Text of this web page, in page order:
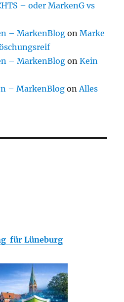
– oder MarkenG vs
– MarkenBlog onMarke
– MarkenBlog onKein
– MarkenBlog onAlles
für Lüneburg